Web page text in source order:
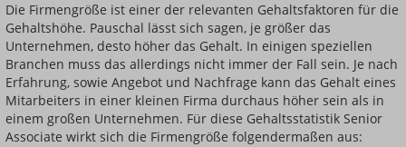
Die Firmengröße ist einer der relevanten Gehaltsfaktoren für die
Gehaltshöhe. Pauschal lässt sich sagen, je größer das
Unternehmen, desto höher das Gehalt. In einigen speziellen
Branchen muss das allerdings nicht immer der Fall sein. Je nach
Erfahrung, sowie Angebot und Nachfrage kann das Gehalt eines
Mitarbeiters in einer kleinen Firma durchaus höher sein als in
einem großen Unternehmen. Für diese Gehaltsstatistik Senior
Associate wirkt sich die Firmengröße folgendermaßen aus: